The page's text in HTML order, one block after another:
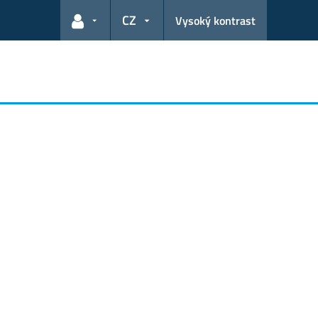
Odkazy pro uživatele
CZ Vysoký kontrast